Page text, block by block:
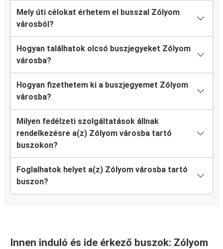
Mely úti célokat érhetem el busszal Zólyom
városból?
Hogyan találhatok olcsó buszjegyeket Zólyom
városba?
Hogyan fizethetem ki a buszjegyemet Zólyom
városba?
Milyen fedélzeti szolgáltatások állnak
rendelkezésre a(z) Zólyom városba tartó
buszokon?
Foglalhatok helyet a(z) Zólyom városba tartó
buszon?
Innen induló és ide érkező buszok: Zólyom